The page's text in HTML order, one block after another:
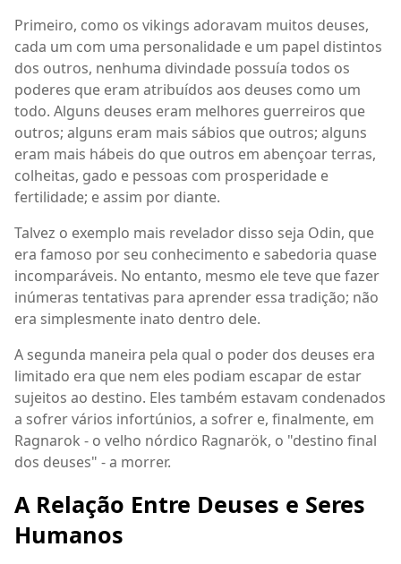
Primeiro, como os vikings adoravam muitos deuses,
cada um com uma personalidade e um papel distintos
dos outros, nenhuma divindade possuía todos os
poderes que eram atribuídos aos deuses como um
todo. Alguns deuses eram melhores guerreiros que
outros; alguns eram mais sábios que outros; alguns
eram mais hábeis do que outros em abençoar terras,
colheitas, gado e pessoas com prosperidade e
fertilidade; e assim por diante.
Talvez o exemplo mais revelador disso seja Odin, que
era famoso por seu conhecimento e sabedoria quase
incomparáveis. No entanto, mesmo ele teve que fazer
inúmeras tentativas para aprender essa tradição; não
era simplesmente inato dentro dele.
A segunda maneira pela qual o poder dos deuses era
limitado era que nem eles podiam escapar de estar
sujeitos ao destino. Eles também estavam condenados
a sofrer vários infortúnios, a sofrer e, finalmente, em
Ragnarok - o velho nórdico Ragnarök, o "destino final
dos deuses" - a morrer.
A Relação Entre Deuses e Seres
Humanos